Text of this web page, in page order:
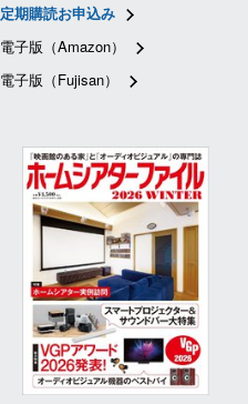
定期購読お申込み
電子版（Amazon）
電子版（Fujisan）